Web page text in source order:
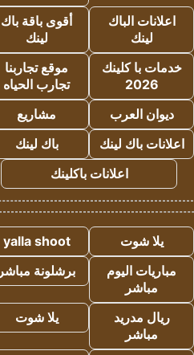
اعلانات الباك
لينك
أقوى باقة باك
لينك
خدمات با كلينك
2026
موقع تجاربنا
تجارب الحياه
ديوان العرب
مشاريع
اعلانات باك لينك
باك لينك
اعلانات باكلينك
يلا شوت
yalla shoot
مباريات اليوم
مباشر
برشلونة مباشر
ريال مدريد
مباشر
يلا شوت